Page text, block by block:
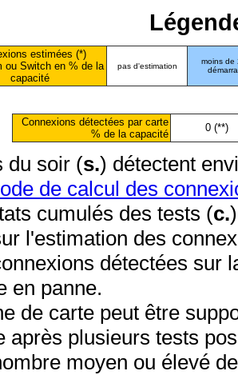
estimées (*)
ou Switch en % de la
capacité
pas d'estimation
moins de
Connexions détectées par carte
% de la capacité
0 (**)
du soir (s.) détectent
de calcul des
cumulés des tests (c.
l'estimation des
détectées sur
en panne.
de carte peut être
après plusieurs tests
moyen ou élevé